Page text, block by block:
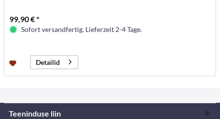
99,90 € *
Sofort versandfertig. Lieferzeit 2-4 Tage.
Detailid
Teeninduse liin